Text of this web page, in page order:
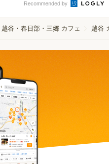
Recommended by
越谷・春日部・三郷 カフェ 越谷